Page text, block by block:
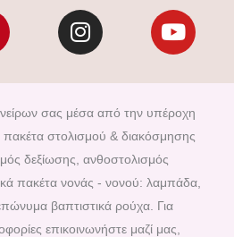
I
n
t
a
g
r
a
m
Y
o
t
u
b
σας μέσα από την υπέροχη
στολισμού & διακόσμησης
δεξίωσης, ανθοστολισμός
πακέτα νονάς - νονού: λαμπάδα,
βαπτιστικά ρούχα. Για
επικοινωνήστε μαζί μας,